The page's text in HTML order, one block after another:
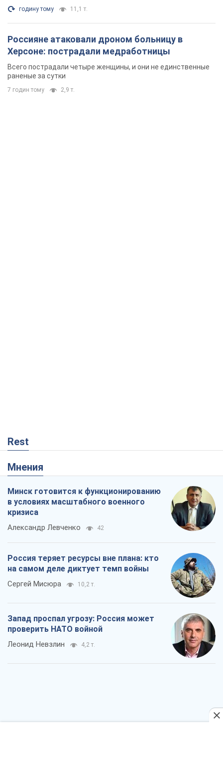
годину тому 11,1 т.
Россияне атаковали дроном больницу в
Херсоне: пострадали медработницы
Всего пострадали четыре женщины, и они не единственные
раненые за сутки
7 годин тому 2,9 т.
Rest
Мнения
Минск готовится к функционированию
в условиях масштабного военного
кризиса
Александр Левченко 42
Россия теряет ресурсы вне плана: кто
на самом деле диктует темп войны
Сергей Мисюра 10,2 т.
Запад проспал угрозу: Россия может
проверить НАТО войной
Леонид Невзлин 4,2 т.